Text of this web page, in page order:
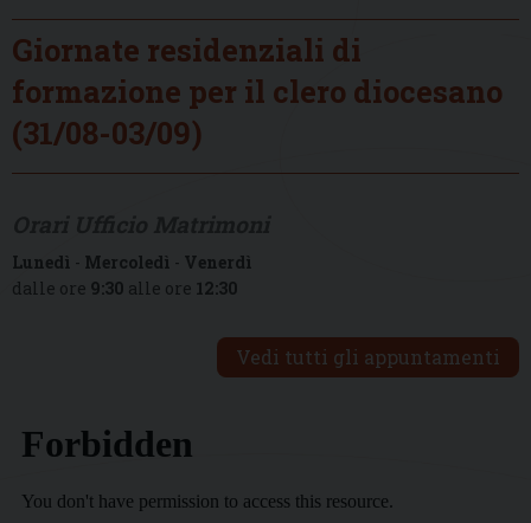
Giornate residenziali di
formazione per il clero diocesano
(31/08-03/09)
Lunedì - Mercoledì - Venerdì
dalle ore 9:30 alle ore 12:30
Vedi tutti gli appuntamenti